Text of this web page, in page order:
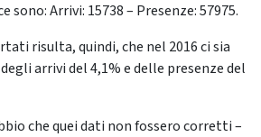
sono: Arrivi: 15738 – Presenze: 57975.
risulta, quindi, che nel 2016 ci sia
arrivi del 4,1% e delle presenze del
che quei dati non fossero corretti –